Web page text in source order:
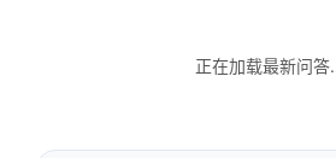
正在加载最新问答